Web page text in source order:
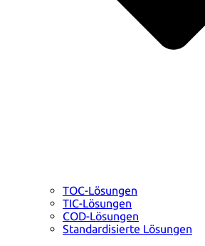
TOC-Lösungen
TIC-Lösungen
COD-Lösungen
Standardisierte Lösungen